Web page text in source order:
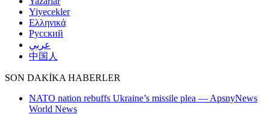
Yiyecekler
Ελληνικά
Русский
عربي
中国人
SON DAKİKA HABERLER
NATO nation rebuffs Ukraine’s missile plea — ApsnyNews
World News